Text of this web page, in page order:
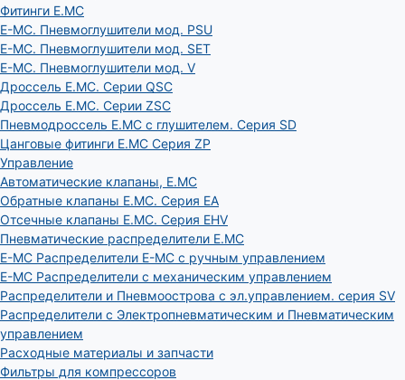
Фитинги E.MC
E-MC. Пневмоглушители мод. PSU
E-MC. Пневмоглушители мод. SET
E-MC. Пневмоглушители мод. V
Дроссель E.MC. Серии QSC
Дроссель E.MC. Серии ZSC
Пневмодроссель E.MC с глушителем. Серия SD
Цанговые фитинги E.MC Серия ZP
Управление
Автоматические клапаны, Е.МС
Обратные клапаны E.MC. Серия EA
Отсечные клапаны E.MC. Серия EHV
Пневматические распределители E.MC
E-MC Распределители E-MC с ручным управлением
E-MC Распределители с механическим управлением
Распределители и Пневмоострова с эл.управлением. серия SV
Распределители с Электропневматическим и Пневматическим
управлением
Расходные материалы и запчасти
Фильтры для компрессоров